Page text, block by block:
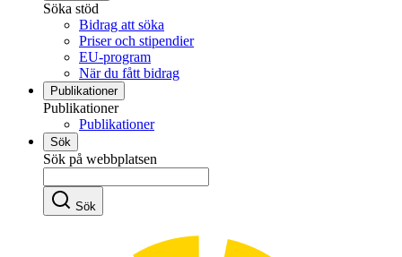
Söka stöd
Bidrag att söka
Priser och stipendier
EU-program
När du fått bidrag
Publikationer
Publikationer
Publikationer
Sök
Sök på webbplatsen
Sök